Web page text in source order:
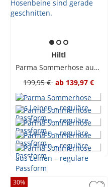
Hiltl
Parma Sommerhose aus Leinen – reguläre Passform
199,95 € ab 139,97 €
30%